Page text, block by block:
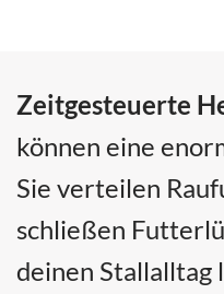
Zeitgesteuerte
können eine
Sie verteilen
schließen
deinen Stallalltag